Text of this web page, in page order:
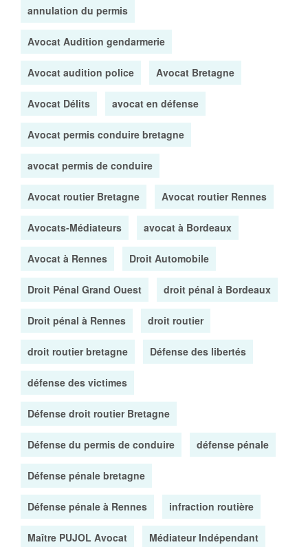
annulation du permis
Avocat Audition gendarmerie
Avocat audition police Avocat Bretagne
Avocat Délits avocat en défense
Avocat permis conduire bretagne
avocat permis de conduire
Avocat routier Bretagne Avocat routier Rennes
Avocats-Médiateurs avocat à Bordeaux
Avocat à Rennes Droit Automobile
Droit Pénal Grand Ouest droit pénal à Bordeaux
Droit pénal à Rennes droit routier
droit routier bretagne Défense des libertés
défense des victimes
Défense droit routier Bretagne
Défense du permis de conduire défense pénale
Défense pénale bretagne
Défense pénale à Rennes infraction routière
Maître PUJOL Avocat Médiateur Indépendant